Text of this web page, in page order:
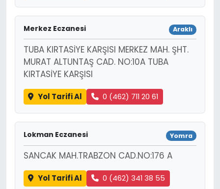
Merkez Eczanesi Araklı
TUBA KIRTASİYE KARŞISI MERKEZ MAH. ŞHT.
MURAT ALTUNTAŞ CAD. NO:10A TUBA
KIRTASİYE KARŞISI
Yol Tarifi Al 0 (462) 711 20 61
Lokman Eczanesi Yomra
SANCAK MAH.TRABZON CAD.NO:176 A
Yol Tarifi Al 0 (462) 341 38 55